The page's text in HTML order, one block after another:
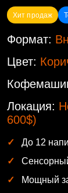
Хит продаж
Формат:
Цвет:
Локация:
600$)
До 12
Мощный